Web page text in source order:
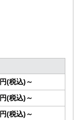
円(税込)～
円(税込)～
円(税込)～